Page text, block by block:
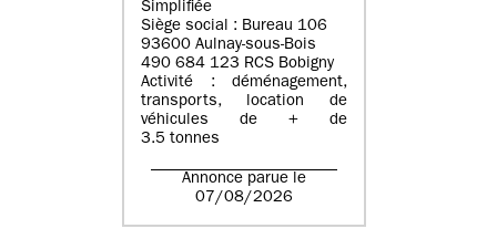
Simplifiée
Siège social : Bureau 106
93600 Aulnay-sous-Bois
490 684 123 RCS Bobigny
Activité : déménagement,
transports, location de
véhicules de + de
3.5 tonnes
Annonce parue le
07/08/2026